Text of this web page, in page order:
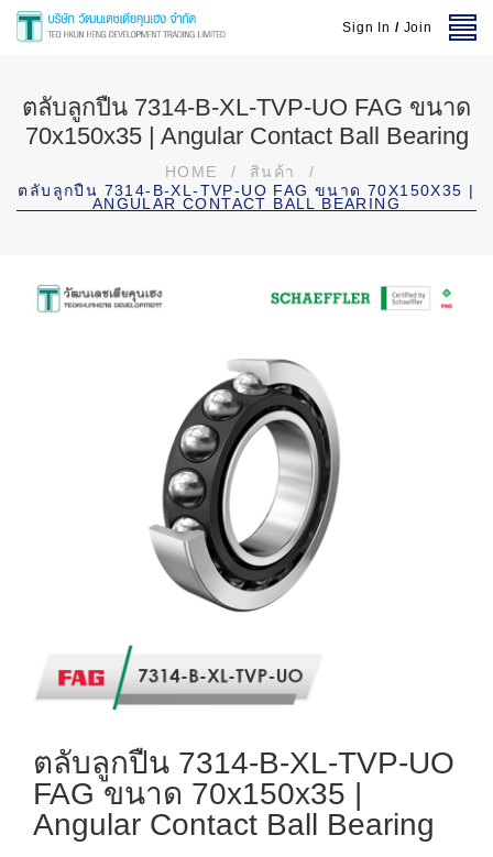
Sign In / Join
ตลับลูกปืน 7314-B-XL-TVP-UO FAG ขนาด
70x150x35 | Angular Contact Ball Bearing
HOME / สินค้า
/
ตลับลูกปืน 7314-B-XL-TVP-UO FAG ขนาด 70X150X35 |
ANGULAR CONTACT BALL BEARING
ตลับลูกปืน 7314-B-XL-TVP-UO
FAG ขนาด 70x150x35 |
Angular Contact Ball Bearing